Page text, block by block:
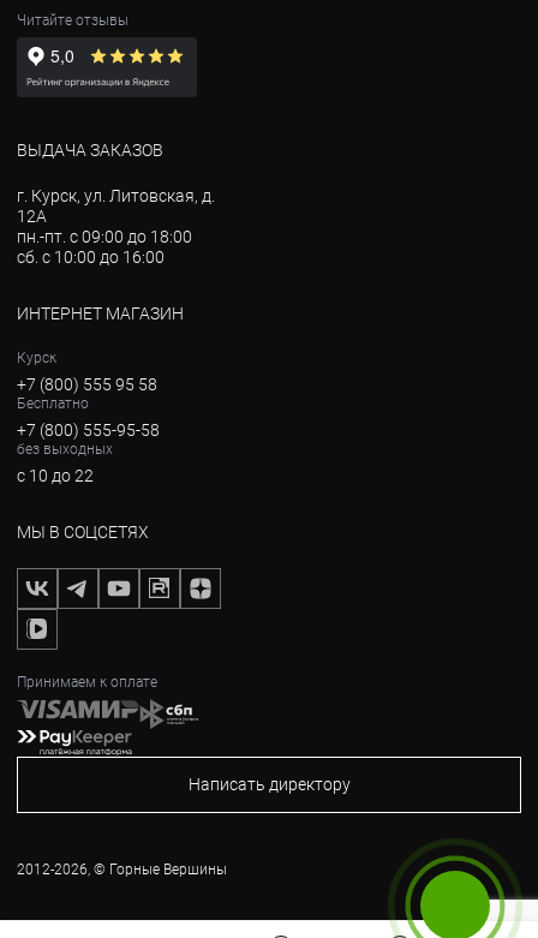
Читайте отзывы
ВЫДАЧА ЗАКАЗОВ
г. Курск, ул. Литовская, д.
12А
пн.-пт. с 09:00 до 18:00
сб. с 10:00 до 16:00
ИНТЕРНЕТ МАГАЗИН
Курск
+7 (800) 555 95 58
Бесплатно
+7 (800) 555-95-58
без выходных
с 10 до 22
МЫ В СОЦСЕТЯХ
Принимаем к оплате
Написать директору
2012-2026, © Горные Вершины